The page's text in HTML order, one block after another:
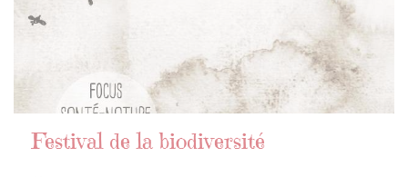
Festival de la biodiversité